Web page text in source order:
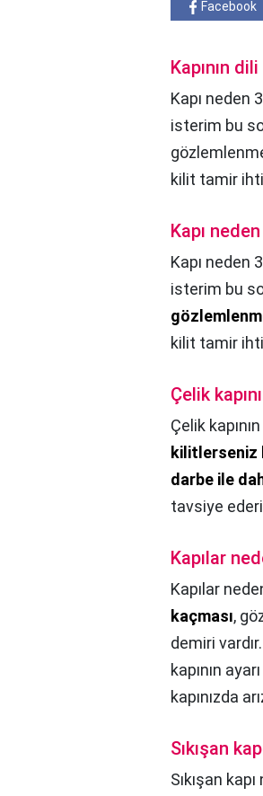
Facebook
Kapının
Kapı neden
isterim bu
kilit tamir
Kapı
Kapı neden
isterim bu
kilit tamir
Çelik
Çelik
kilitlerseniz
darbe ile
tavsiye
Kapılar
Kapılar
kaçması,
demiri
kapının
kapınızda
Sıkışan
Sıkışan kapı